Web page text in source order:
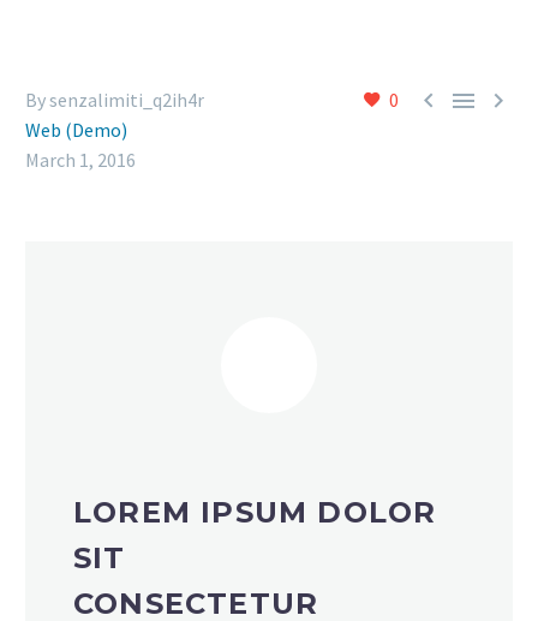
0   
By senzalimiti_q2ih4r
Web (Demo)
March 1, 2016
LOREM IPSUM DOLOR
SIT
CONSECTETUR